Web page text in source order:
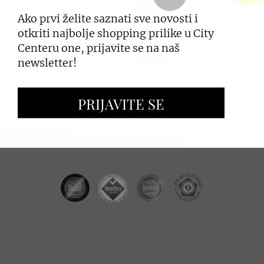
PRIJAVI SE
ZAKUP PROSTORA
OGLAŠAVANJE I PROMOCIJE
Ako prvi želite saznati sve novosti i
otkriti najbolje shopping prilike u City
Centeru one, prijavite se na naš
newsletter!
PRIJAVITE SE